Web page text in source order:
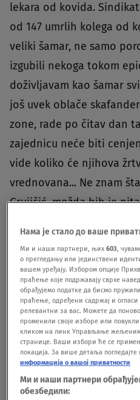
lekara od kovida.
od 147 umrlih kolega od
veliki šamar, ne samo
izgubili nekoga tokom
doživljavam kao šamar
još uvek oblače
zone, rade po čitav dan
zajednicu neće biti
vide koliko će njihova
vrednovana... Ne znam
Grujičić, možda bih je
u kovidu pod
obukla taj skafander",
doktorke iz Užica.Dodaje
uveri u požrtvanost
zonama, kao i da
'frontu', i koji
njegove supruge pre
šest ujutru, a da se
kovid ambulantu - dok
Нама је стало до ваше
Ми и наши партнери, њих603,
о прегледању или јединствени
вашем уређају. Избором опције
праћење које подржавају сврхе
обрађујемо податке да бисмо
праћење, одређени садржај и
релевантни за вас. Можете да
променили своје изборе или повукли
кликом на линк Управљање жељеним
странице. Ваши избори ће се
локација. За више детаља
информација о вашој приватности
Ми и наши партнери
обезбедили: